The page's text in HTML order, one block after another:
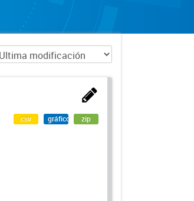
csv gráfico zip